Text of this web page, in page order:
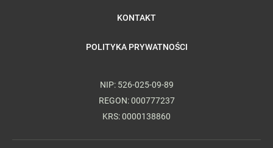
KONTAKT
POLITYKA PRYWATNOŚCI
NIP: 526-025-09-89
REGON: 000777237
KRS: 0000138860